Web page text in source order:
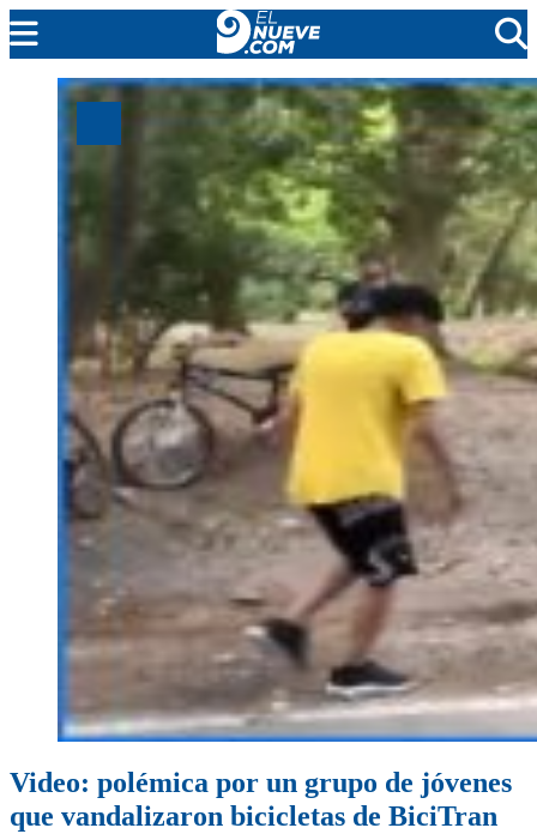
CADA DÍA
NOTICIERO 9
PROTAGONISTAS
PROGRAMACIÓN
EN VIVO
Video: polémica por un grupo de jóvenes
que vandalizaron bicicletas de BiciTran